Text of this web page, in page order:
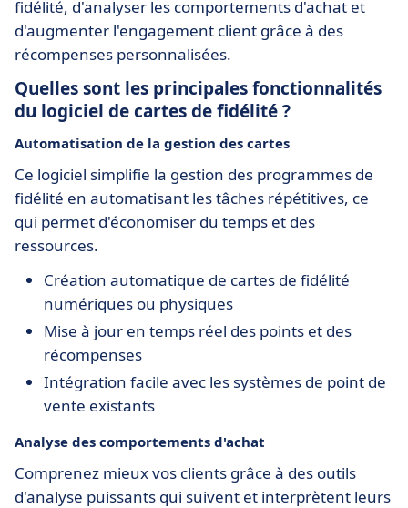
fidélité, d'analyser les comportements d'achat et
d'augmenter l'engagement client grâce à des
récompenses personnalisées.
Quelles sont les principales fonctionnalités
du logiciel de cartes de fidélité ?
Automatisation de la gestion des cartes
Ce logiciel simplifie la gestion des programmes de
fidélité en automatisant les tâches répétitives, ce
qui permet d'économiser du temps et des
ressources.
Création automatique de cartes de fidélité
numériques ou physiques
Mise à jour en temps réel des points et des
récompenses
Intégration facile avec les systèmes de point de
vente existants
Analyse des comportements d'achat
Comprenez mieux vos clients grâce à des outils
d'analyse puissants qui suivent et interprètent leurs